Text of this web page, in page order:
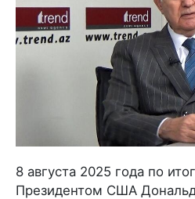
8 августа 2025 года по
Президентом США